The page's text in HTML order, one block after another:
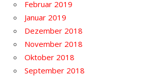
Februar 2019
Januar 2019
Dezember 2018
November 2018
Oktober 2018
September 2018